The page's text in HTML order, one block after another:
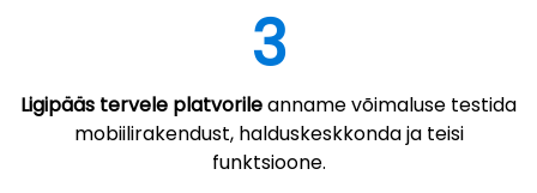
3
Ligipääs tervele platvorileanname võimaluse testida
mobiilirakendust, halduskeskkonda ja teisi
funktsioone.